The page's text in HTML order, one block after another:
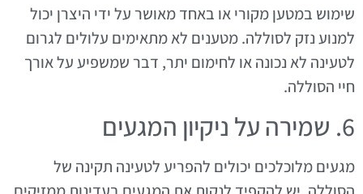
שימוש במטען מקורי או באחד מאושר על ידי היצרן יכול
למנוע נזק לסוללה. מטענים לא מתאימים עלולים לגרום
לטעינה לא נכונה או לחימום יתר, דבר שמשפיע על אורך
חיי הסוללה.
6. שמירה על ניקיון המגעים
מגעים מלוכלכים יכולים להפריע לטעינה תקינה של